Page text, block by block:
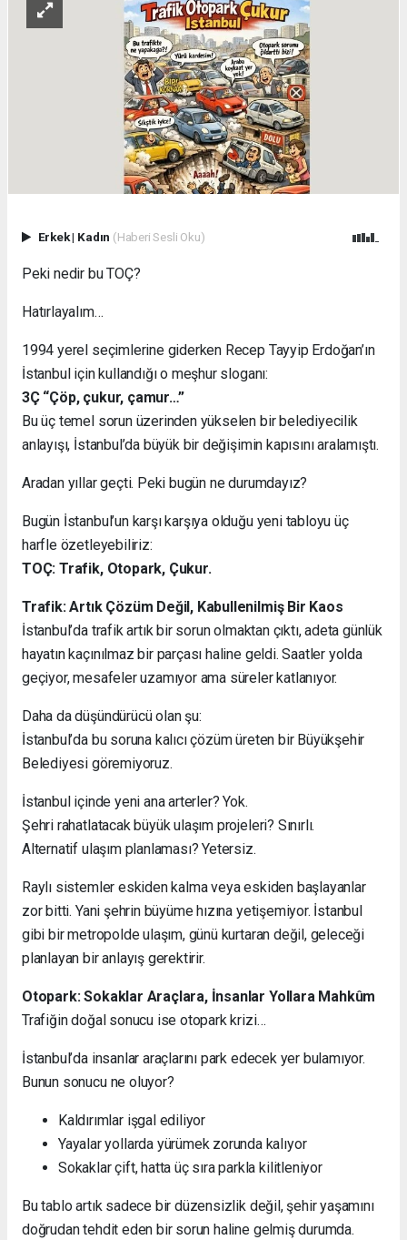
Erkek| Kadın (Haberi Sesli Oku)
Peki nedir bu TOÇ?
Hatırlayalım…
1994 yerel seçimlerine giderken Recep Tayyip Erdoğan’ın
İstanbul için kullandığı o meşhur sloganı:
3Ç “Çöp, çukur, çamur…”
Bu üç temel sorun üzerinden yükselen bir belediyecilik
anlayışı, İstanbul’da büyük bir değişimin kapısını aralamıştı.
Aradan yıllar geçti. Peki bugün ne durumdayız?
Bugün İstanbul’un karşı karşıya olduğu yeni tabloyu üç
harfle özetleyebiliriz:
TOÇ: Trafik, Otopark, Çukur.
Trafik: Artık Çözüm Değil, Kabullenilmiş Bir Kaos
İstanbul’da trafik artık bir sorun olmaktan çıktı, adeta günlük
hayatın kaçınılmaz bir parçası haline geldi. Saatler yolda
geçiyor, mesafeler uzamıyor ama süreler katlanıyor.
Daha da düşündürücü olan şu:
İstanbul’da bu soruna kalıcı çözüm üreten bir Büyükşehir
Belediyesi göremiyoruz.
İstanbul içinde yeni ana arterler? Yok.
Şehri rahatlatacak büyük ulaşım projeleri? Sınırlı.
Alternatif ulaşım planlaması? Yetersiz.
Raylı sistemler eskiden kalma veya eskiden başlayanlar
zor bitti. Yani şehrin büyüme hızına yetişemiyor. İstanbul
gibi bir metropolde ulaşım, günü kurtaran değil, geleceği
planlayan bir anlayış gerektirir.
Otopark: Sokaklar Araçlara, İnsanlar Yollara Mahkûm
Trafiğin doğal sonucu ise otopark krizi…
İstanbul’da insanlar araçlarını park edecek yer bulamıyor.
Bunun sonucu ne oluyor?
Kaldırımlar işgal ediliyor
Yayalar yollarda yürümek zorunda kalıyor
Sokaklar çift, hatta üç sıra parkla kilitleniyor
Bu tablo artık sadece bir düzensizlik değil, şehir yaşamını
doğrudan tehdit eden bir sorun haline gelmiş durumda.